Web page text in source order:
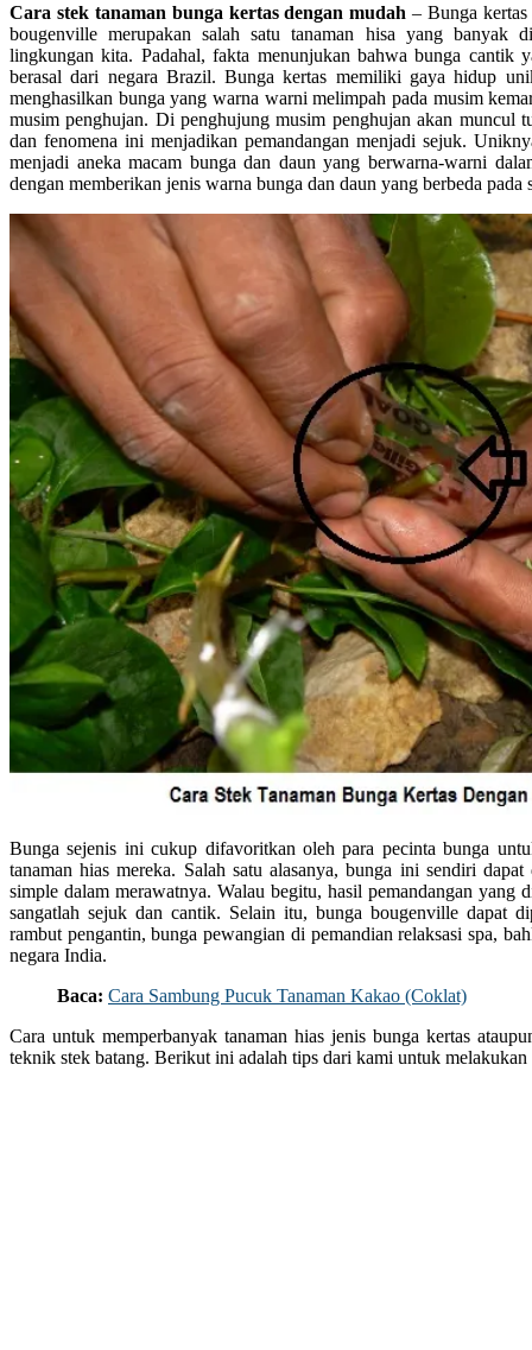
Cara stek tanaman bunga kertas dengan mudah – Bunga
bougenville merupakan salah satu tanaman hisa yang banyak
lingkungan kita. Padahal, fakta menunjukan bahwa bunga cantik
berasal dari negara Brazil. Bunga kertas memiliki gaya hidup
menghasilkan bunga yang warna warni melimpah pada musim
musim penghujan. Di penghujung musim penghujan akan muncul
dan fenomena ini menjadikan pemandangan menjadi sejuk.
menjadi aneka macam bunga dan daun yang berwarna-warni
dengan memberikan jenis warna bunga dan daun yang berbeda
Bunga sejenis ini cukup difavoritkan oleh para pecinta bunga
tanaman hias mereka. Salah satu alasanya, bunga ini sendiri
simple dalam merawatnya. Walau begitu, hasil pemandangan yang
sangatlah sejuk dan cantik. Selain itu, bunga bougenville dapat
rambut pengantin, bunga pewangian di pemandian relaksasi spa,
negara India.
Baca: Cara Sambung Pucuk Tanaman Kakao (Coklat)
Cara untuk memperbanyak tanaman hias jenis bunga kertas
teknik stek batang. Berikut ini adalah tips dari kami untuk melakukan